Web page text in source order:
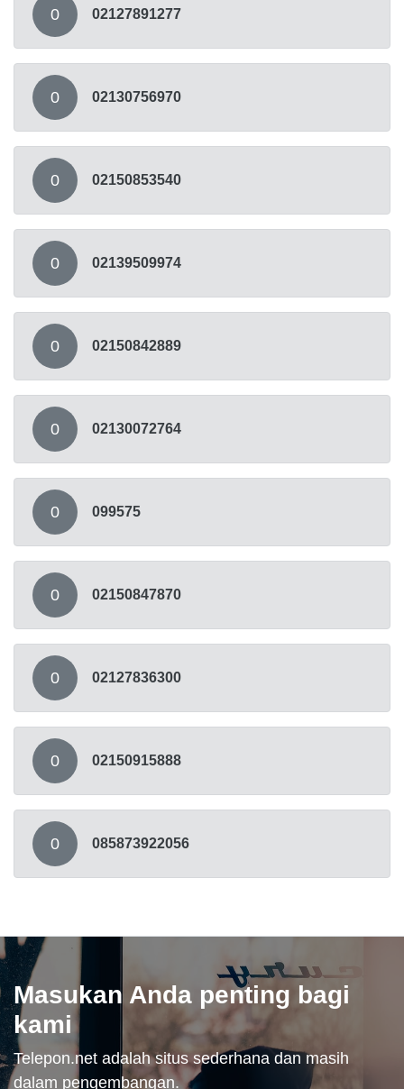
0 02127891277
0 02130756970
0 02150853540
0 02139509974
0 02150842889
0 02130072764
0 099575
0 02150847870
0 02127836300
0 02150915888
0 085873922056
Masukan Anda penting bagi
kami
Telepon.net adalah situs sederhana dan masih
dalam pengembangan.